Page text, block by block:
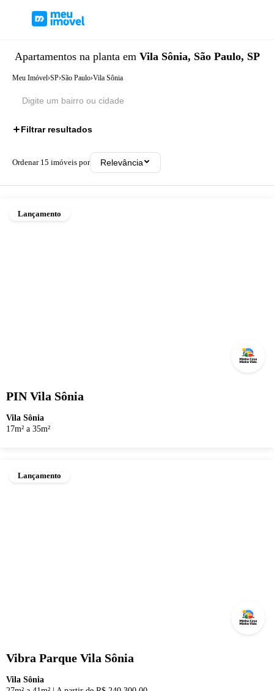
Apartamentos na planta em Vila Sônia, São Paulo, SP
Meu Imóvel›SP›São Paulo›Vila Sônia
Filtrar resultados
Ordenar 15 imóveis por Relevância
Lançamento
PIN Vila Sônia
Vila Sônia
17m² a 35m²
Lançamento
Vibra Parque Vila Sônia
Vila Sônia